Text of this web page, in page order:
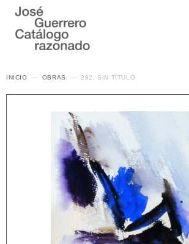
INICIO OBRAS 282. SIN TÍTULO